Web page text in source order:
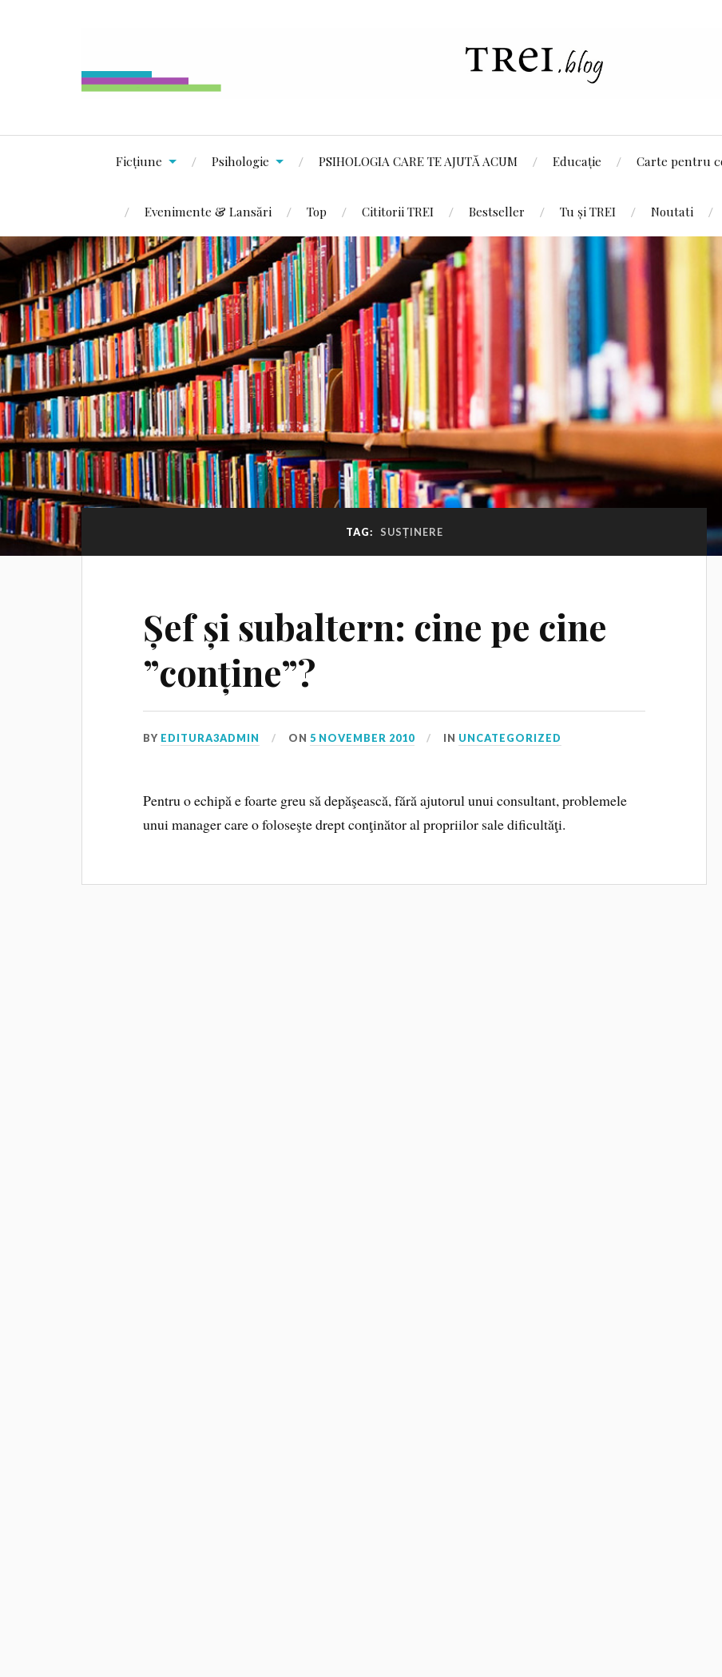
Ficțiune Psihologie PSIHOLOGIA CARE TE AJUTĂ ACUM Educație Carte pentru
Evenimente & Lansări Top Cititorii TREI Bestseller Tu și TREI Noutati
TAG: SUSȚINERE
Șef și subaltern: cine pe cine
”conține”?
BY EDITURA3ADMIN ON5 NOVEMBER 2010 IN UNCATEGORIZED
Pentru o echipă e foarte greu să depăşească, fără ajutorul unui consultant, problemele
unui manager care o foloseşte drept conţinător al propriilor sale dificultăţi.